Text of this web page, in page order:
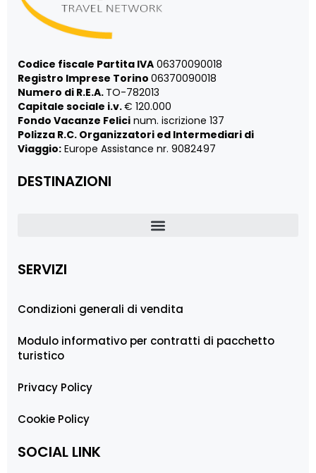
Codice fiscale Partita IVA 06370090018
Registro Imprese Torino 06370090018
Numero di R.E.A. TO-782013
Capitale sociale i.v.€ 120.000
Fondo Vacanze Felici num. iscrizione 137
Polizza R.C. Organizzatori ed Intermediari di
Viaggio: Europe Assistance nr. 9082497
DESTINAZIONI
SERVIZI
Condizioni generali di vendita
Modulo informativo per contratti di pacchetto
turistico
Privacy Policy
Cookie Policy
SOCIAL LINK